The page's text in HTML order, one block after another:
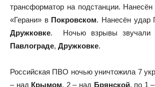
трансформатор на подстанции. Нанесён
«Герани» в Покровском. Нанесён удар
Дружковке. Ночью взрывы звучали
Павлограде, Дружковке.
Российская ПВО ночью уничтожила 7
– над Крымом, 2 – над Брянской, по 1